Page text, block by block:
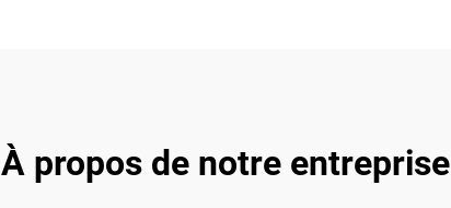
À propos de notre entreprise